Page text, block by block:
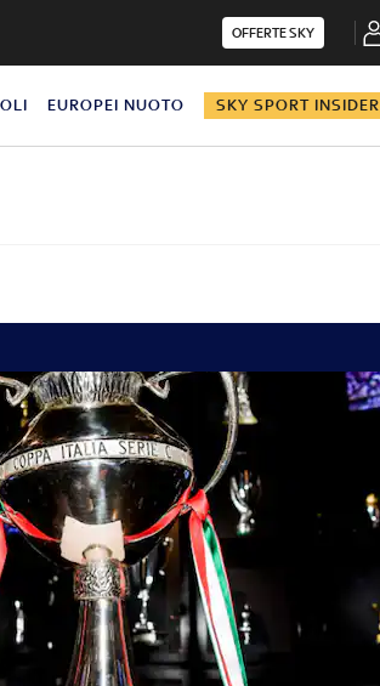
OFFERTE SKY
EUROPEI NUOTO SKY SPORT INSIDER